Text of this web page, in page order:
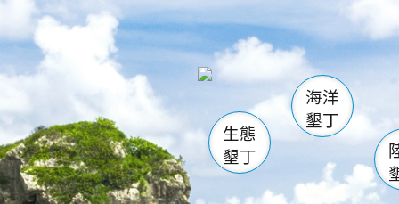
龜山 海生館
恆春
龍鑾潭自
瓊麻館
關山
白砂
生態
墾丁
海洋
墾丁